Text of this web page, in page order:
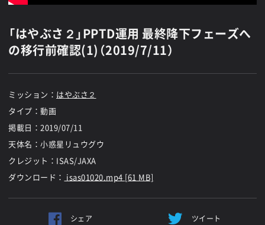
「はやぶさ２」PPTD運用 最終降下フェーズへ
の移行前確認(1)（2019/7/11）
ミッション： はやぶさ２
タイプ：動画
掲載日： 2019/07/11
天体名：小惑星リュウグウ
クレジット：ISAS/JAXA
ダウンロード： isas01020.mp4 [61 MB]
シェア ツイート